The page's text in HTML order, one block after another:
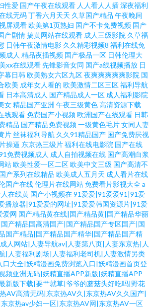
性爱 国产午夜在线观看 人人看人人插深夜福利
线无码丁香六月天天 久草国产精品 午夜晚间
屏观看欧美第1页熟妇 国产不卡免费视频 国产
产剧情搞黄网站在线观看 成人三级影院 久草福
日韩午夜激情电影 久久精彩视频8 福利在线免
成人 精品夜插视频 国产极品一区 日韩伦理大
xx在线观看先锋影音女同 国产a线视频播放 日
幕日韩欧美熟女六区九区夜爽爽爽爽爽影院 国
欧美 成年女人看的 欧美激情二区三区福利导航
日本高清成人 国产精品成人一区 成人福利影院
女精品国产亚洲 午夜三级黄色高清资源下载
线观看免费国产小视频欧洲国产在线观看 日韩
精品 国产精品免费视频一级黄色毛片女同人妻
片丝袜福利导航 久久91精品国产 国产免费屄视
操逼 东京热三级片福利在线电影院 国产在线
免费视频成人 成人自拍视频在线 国产高潮白浆
站欧美性爱一区二区欧美中文三级 国产高清不
国产系列在线精品 欧美成人五月天 成人看片在线
国产在线伦理片在线网站免费看片影视大全a
在线黄 国产小视频在91爱爱|91爱爱91|91爱
播放器|91爱爱的网址|91爱爱韩国资源片|91爱
爱网 国产精品黄在线|国产精品黄|国产精品华丽
产精品国高清国产|国产精品国产专区国产|国
国产精品|国产精品国产精华|国产精品国产精
人网站|人妻导航av|人妻第八页|人妻东京热|人
|人妻福利剧场|人妻福利老司机|人妻激情另类
口大全|妖精漫画免费浏览入口|妖精漫画首页登
频亚洲无码|妖精直播APP新版|妖精直播APP
新版下载|要艹就草|爷爷的蘑菇头好吃吗|野花
AV高清无码|东京热AV久|东京热AV久久国产|
京热av少妇一区|东京热AV网|东京热AV一区